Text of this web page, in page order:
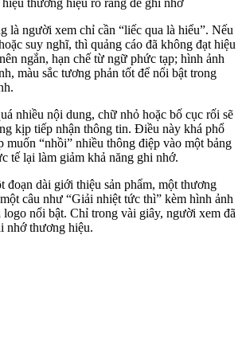
là người xem chỉ cần “liếc qua là hiểu”. Nếu
suy nghĩ, thì quảng cáo đã không đạt hiệu
ngắn, hạn chế từ ngữ phức tạp; hình ảnh
màu sắc tương phản tốt để nổi bật trong
nhiều nội dung, chữ nhỏ hoặc bố cục rối sẽ
kịp tiếp nhận thông tin. Điều này khá phổ
muốn “nhồi” nhiều thông điệp vào một bảng
tế lại làm giảm khả năng ghi nhớ.
dài giới thiệu sản phẩm, một thương
câu như “Giải nhiệt tức thì” kèm hình ảnh
logo nổi bật. Chỉ trong vài giây, người xem đã
nhớ thương hiệu.